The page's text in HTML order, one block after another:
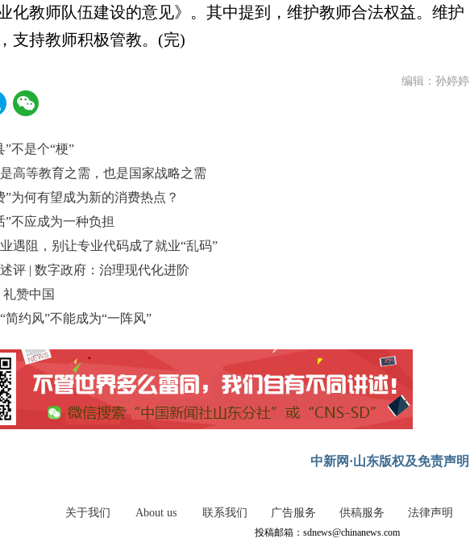
化教师队伍建设的意见》。其中提到，维护教师合法权益。维护
支持教师积极管教。(完)
编辑：孙婷婷
”不是个“梗”
高等教育之需，也是国家战略之需
”为何有望成为新的消费热点？
”不应成为一种负担
遇阻，别让专业代码成了就业“乱码”
评 | 数字政府：治理现代化进阶
赞中国
简约风”不能成为“一阵风”
中新网·山东版权及免责声明
关于我们 About us 联系我们 广告服务 供稿服务 法律声明
投稿邮箱：sdnews@chinanews.com